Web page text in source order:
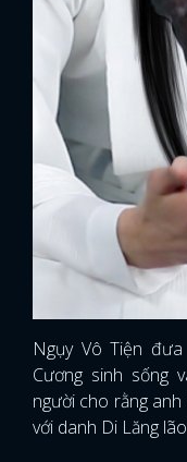
Ngụy Vô Tiện
Cương sinh sống
người cho rằng
với danh Di Lăng